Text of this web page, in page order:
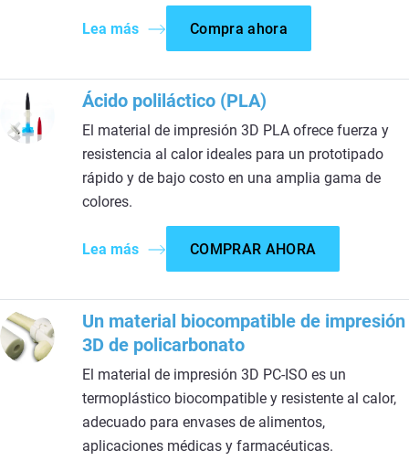
Lea más Compra ahora
Ácido poliláctico (PLA)
El material de impresión 3D PLA ofrece fuerza y
resistencia al calor ideales para un prototipado
rápido y de bajo costo en una amplia gama de
colores.
Lea más COMPRAR AHORA
Un material biocompatible de impresión
3D de policarbonato
El material de impresión 3D PC-ISO es un
termoplástico biocompatible y resistente al calor,
adecuado para envases de alimentos,
aplicaciones médicas y farmacéuticas.